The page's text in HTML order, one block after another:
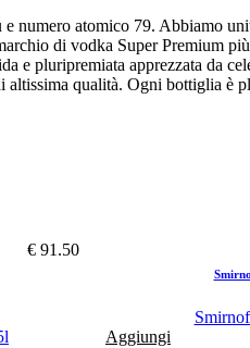
atomico 79. Abbiamo
di vodka Super Premium
e pluripremiata apprezzata da
qualità. Ogni bottiglia è
€ 91.50
Aggiungi